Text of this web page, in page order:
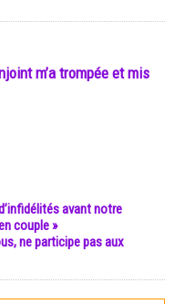
m’a trompée et mis
avant notre
couple »
ne participe pas aux